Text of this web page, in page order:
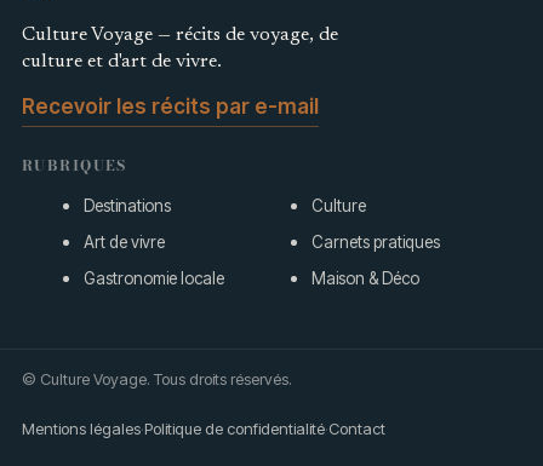
Culture Voyage — récits de voyage, de
culture et d'art de vivre.
Recevoir les récits par e-mail
RUBRIQUES
Destinations
Culture
Art de vivre
Carnets pratiques
Gastronomie locale
Maison & Déco
© Culture Voyage. Tous droits réservés.
Mentions légales·Politique de confidentialité·Contact